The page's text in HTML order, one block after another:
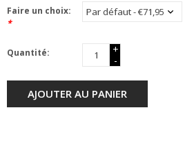
Faire un choix:
*
Quantité:
+
-
AJOUTER AU PANIER